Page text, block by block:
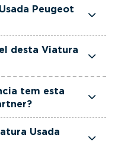
Além disso, dispõe
dedicada,
a viatura que
e ao seu
Peugeot
desta Viatura
Diesel.
tem esta
Usada